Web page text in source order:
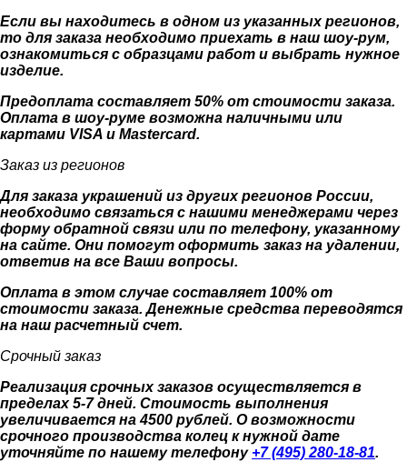
Если вы находитесь в одном из указанных регионов,
то для заказа необходимо приехать в наш шоу-рум,
ознакомиться с образцами работ и выбрать нужное
изделие.
Предоплата составляет 50% от стоимости заказа.
Оплата в шоу-руме возможна наличными или
картами VISA и Mastercard.
Заказ из регионов
Для заказа украшений из других регионов России,
необходимо связаться с нашими менеджерами через
форму обратной связи или по телефону, указанному
на сайте. Они помогут оформить заказ на удалении,
ответив на все Ваши вопросы.
Оплата в этом случае составляет 100% от
стоимости заказа. Денежные средства переводятся
на наш расчетный счет.
Срочный заказ
Реализация срочных заказов осуществляется в
пределах 5-7 дней. Стоимость выполнения
увеличивается на 4500 рублей. О возможности
срочного производства колец к нужной дате
уточняйте по нашему телефону +7 (495) 280-18-81.